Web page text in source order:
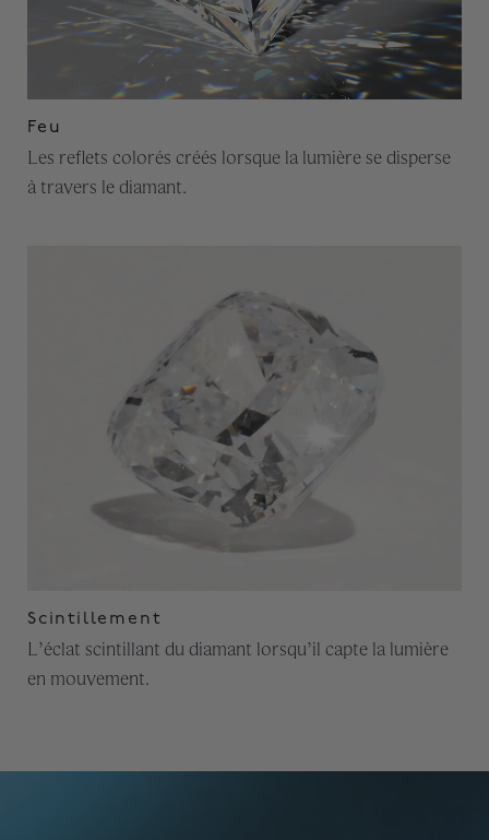
Feu
Les reflets colorés créés lorsque la lumière se disperse
à travers le diamant.
Scintillement
L’éclat scintillant du diamant lorsqu’il capte la lumière
en mouvement.